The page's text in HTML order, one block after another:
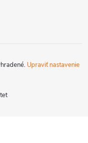
Upraviť nastavenie